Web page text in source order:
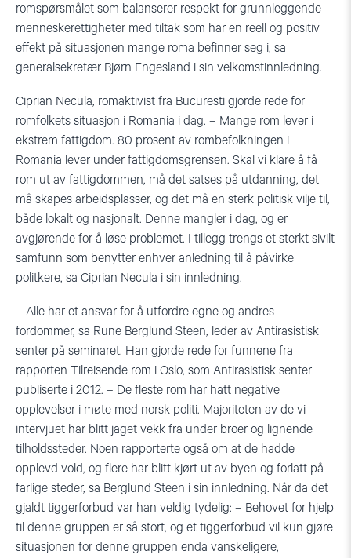
romspørsmålet som balanserer respekt for grunnleggende
menneskerettigheter med tiltak som har en reell og positiv
effekt på situasjonen mange roma befinner seg i, sa
generalsekretær Bjørn Engesland i sin velkomstinnledning.
Ciprian Necula, romaktivist fra Bucuresti gjorde rede for
romfolkets situasjon i Romania i dag. – Mange rom lever i
ekstrem fattigdom. 80 prosent av rombefolkningen i
Romania lever under fattigdomsgrensen. Skal vi klare å få
rom ut av fattigdommen, må det satses på utdanning, det
må skapes arbeidsplasser, og det må en sterk politisk vilje til,
både lokalt og nasjonalt. Denne mangler i dag, og er
avgjørende for å løse problemet. I tillegg trengs et sterkt sivilt
samfunn som benytter enhver anledning til å påvirke
politkere, sa Ciprian Necula i sin innledning.
– Alle har et ansvar for å utfordre egne og andres
fordommer, sa Rune Berglund Steen, leder av Antirasistisk
senter på seminaret. Han gjorde rede for funnene fra
rapporten Tilreisende rom i Oslo, som Antirasistisk senter
publiserte i 2012. – De fleste rom har hatt negative
opplevelser i møte med norsk politi. Majoriteten av de vi
intervjuet har blitt jaget vekk fra under broer og lignende
tilholdssteder. Noen rapporterte også om at de hadde
opplevd vold, og flere har blitt kjørt ut av byen og forlatt på
farlige steder, sa Berglund Steen i sin innledning. Når da det
gjaldt tiggerforbud var han veldig tydelig: – Behovet for hjelp
til denne gruppen er så stort, og et tiggerforbud vil kun gjøre
situasjonen for denne gruppen enda vanskeligere,